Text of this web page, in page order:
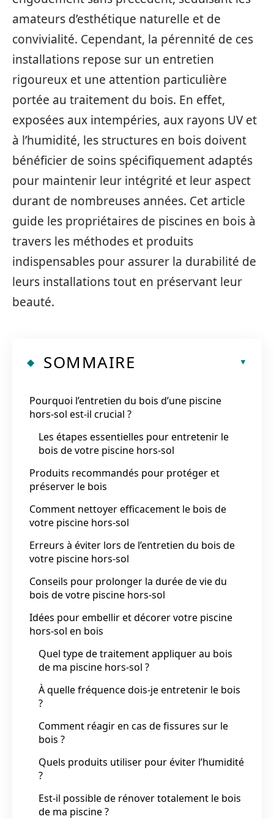
amateurs d’esthétique naturelle et de
convivialité. Cependant, la pérennité de ces
installations repose sur un entretien
rigoureux et une attention particulière
portée au traitement du bois. En effet,
exposées aux intempéries, aux rayons UV et
à l’humidité, les structures en bois doivent
bénéficier de soins spécifiquement adaptés
pour maintenir leur intégrité et leur aspect
durant de nombreuses années. Cet article
guide les propriétaires de piscines en bois à
travers les méthodes et produits
indispensables pour assurer la durabilité de
leurs installations tout en préservant leur
beauté.
SOMMAIRE
Pourquoi l’entretien du bois d’une piscine
hors-sol est-il crucial ?
Les étapes essentielles pour entretenir le
bois de votre piscine hors-sol
Produits recommandés pour protéger et
préserver le bois
Comment nettoyer efficacement le bois de
votre piscine hors-sol
Erreurs à éviter lors de l’entretien du bois de
votre piscine hors-sol
Conseils pour prolonger la durée de vie du
bois de votre piscine hors-sol
Idées pour embellir et décorer votre piscine
hors-sol en bois
Quel type de traitement appliquer au bois
de ma piscine hors-sol ?
À quelle fréquence dois-je entretenir le bois
?
Comment réagir en cas de fissures sur le
bois ?
Quels produits utiliser pour éviter l’humidité
?
Est-il possible de rénover totalement le bois
de ma piscine ?